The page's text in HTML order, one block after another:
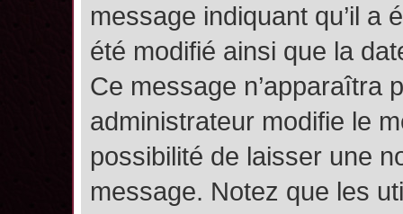
message indiquant qu’il a
été modifié ainsi que la
Ce message n’apparaîtra
administrateur modifie le
possibilité de laisser une
message. Notez que les